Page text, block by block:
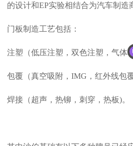
的设计和EP实验相结合为汽车制造
门板制造工艺包括：
注塑（低压注塑，双色注塑，气体
包覆（真空吸附，IMG，红外线包
焊接（超声，热铆，刺穿，热板)。